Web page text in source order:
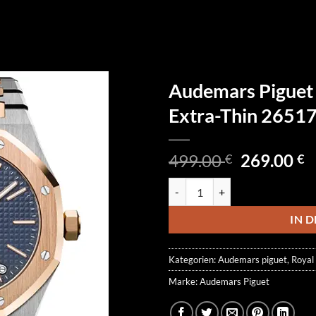
Audemars
Extra-Thin
499.00€
499.00 €
269.00€
IN
Kategorien:Audemars piguet,
Marke:Audemars Piguet